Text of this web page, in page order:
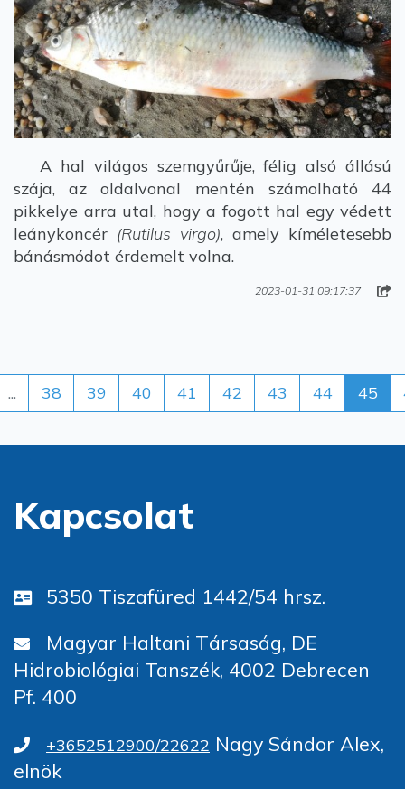
A hal világos szemgyűrűje, félig alsó állású
szája, az oldalvonal mentén számolható 44
pikkelye arra utal, hogy a fogott hal egy védett
leánykoncér (Rutilus virgo), amely kíméletesebb
bánásmódot érdemelt volna.
2023-01-31 09:17:37
... 38 39 40 41 42 43 44 45
Kapcsolat
5350 Tiszafüred 1442/54 hrsz.
Magyar Haltani Társaság, DE
Hidrobiológiai Tanszék, 4002 Debrecen
Pf. 400
+3652512900/22622 Nagy Sándor Alex,
elnök